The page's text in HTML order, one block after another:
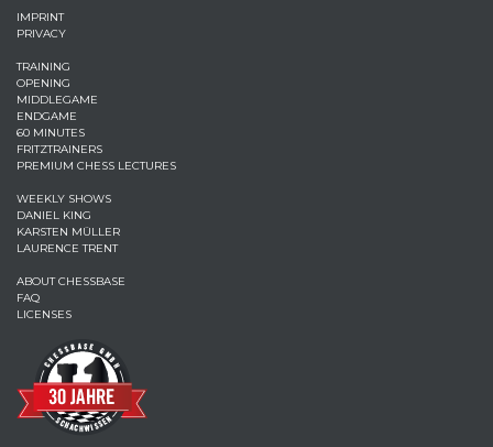
IMPRINT
PRIVACY
TRAINING
OPENING
MIDDLEGAME
ENDGAME
60 MINUTES
FRITZTRAINERS
PREMIUM CHESS LECTURES
WEEKLY SHOWS
DANIEL KING
KARSTEN MÜLLER
LAURENCE TRENT
ABOUT CHESSBASE
FAQ
LICENSES